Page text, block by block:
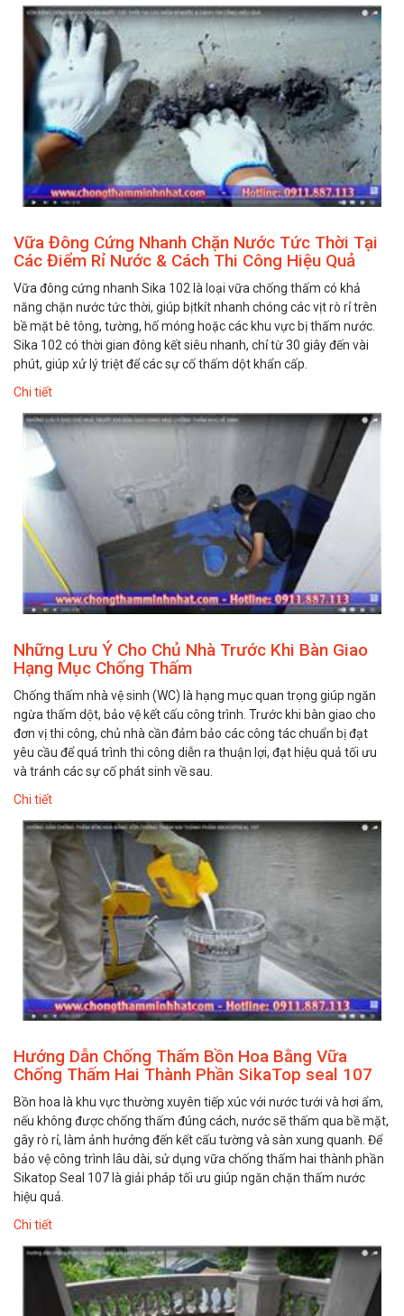
Vữa Đông Cứng Nhanh Chặn Nước Tức Thời Tại
Các Điểm Rỉ Nước & Cách Thi Công Hiệu Quả
Vữa đông cứng nhanh Sika 102 là loại vữa chống thấm có khả
năng chặn nước tức thời, giúp bịtkít nhanh chóng các vịt rò rỉ trên
bề mặt bê tông, tường, hố móng hoặc các khu vực bị thấm nước.
Sika 102 có thời gian đông kết siêu nhanh, chỉ từ 30 giây đến vài
phút, giúp xử lý triệt để các sự cố thấm dột khẩn cấp.
Chi tiết
Những Lưu Ý Cho Chủ Nhà Trước Khi Bàn Giao
Hạng Mục Chống Thấm
Chống thấm nhà vệ sinh (WC) là hạng mục quan trọng giúp ngăn
ngừa thấm dột, bảo vệ kết cấu công trình. Trước khi bàn giao cho
đơn vị thi công, chủ nhà cần đảm bảo các công tác chuẩn bị đạt
yêu cầu để quá trình thi công diễn ra thuận lợi, đạt hiệu quả tối ưu
và tránh các sự cố phát sinh về sau.
Chi tiết
Hướng Dẫn Chống Thấm Bồn Hoa Bằng Vữa
Chống Thấm Hai Thành Phần SikaTop seal 107
Bồn hoa là khu vực thường xuyên tiếp xúc với nước tưới và hơi ẩm,
nếu không được chống thấm đúng cách, nước sẽ thấm qua bề mặt,
gây rò rỉ, làm ảnh hưởng đến kết cấu tường và sàn xung quanh. Để
bảo vệ công trình lâu dài, sử dụng vữa chống thấm hai thành phần
Sikatop Seal 107 là giải pháp tối ưu giúp ngăn chặn thấm nước
hiệu quả.
Chi tiết